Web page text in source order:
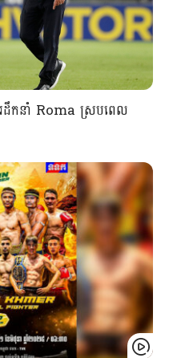
កនាំ Roma ស្របពេល